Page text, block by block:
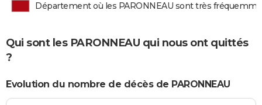
Département où les PARONNEAU sont très
Qui sont les PARONNEAU qui nous ont quittés
?
Evolution du nombre de décès de PARONNEAU